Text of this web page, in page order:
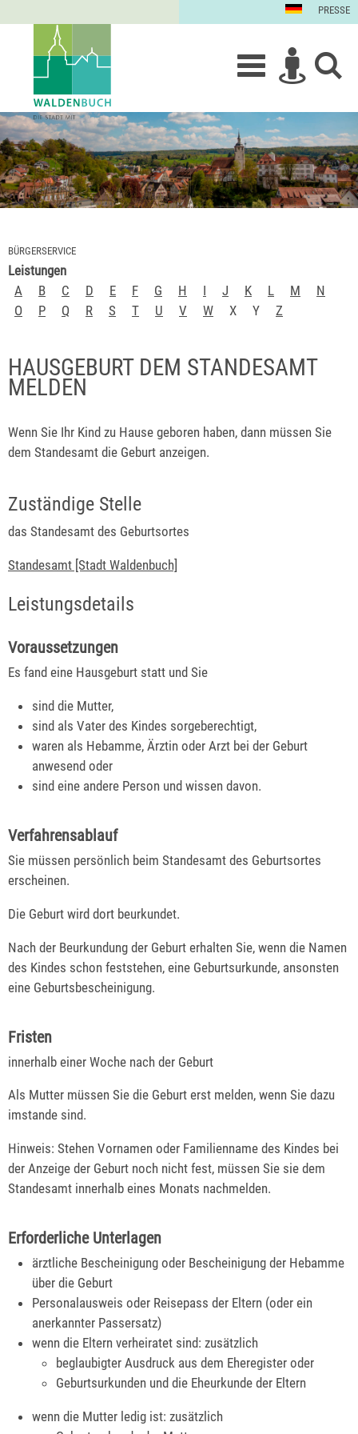
PRESSE
BÜRGERSERVICE
Leistungen
A
B C D E F G H I J K L M
N
O
P Q R S T U V W X Y Z
HAUSGEBURT DEM STANDESAMT
MELDEN
Wenn Sie Ihr Kind zu Hause geboren haben, dann müssen Sie
dem Standesamt die Geburt anzeigen.
Zuständige Stelle
das Standesamt des Geburtsortes
Standesamt [Stadt Waldenbuch]
Leistungsdetails
Voraussetzungen
Es fand eine Hausgeburt statt und Sie
sind die Mutter,
sind als Vater des Kindes sorgeberechtigt,
waren als Hebamme, Ärztin oder Arzt bei der Geburt
anwesend oder
sind eine andere Person und wissen davon.
Verfahrensablauf
Sie müssen persönlich beim Standesamt des Geburtsortes
erscheinen.
Die Geburt wird dort beurkundet.
Nach der Beurkundung der Geburt erhalten Sie, wenn die Namen
des Kindes schon feststehen, eine Geburtsurkunde, ansonsten
eine Geburtsbescheinigung.
Fristen
innerhalb einer Woche nach der Geburt
Als Mutter müssen Sie die Geburt erst melden, wenn Sie dazu
imstande sind.
Hinweis: Stehen Vornamen oder Familienname des Kindes bei
der Anzeige der Geburt noch nicht fest, müssen Sie sie dem
Standesamt innerhalb eines Monats nachmelden.
Erforderliche Unterlagen
ärztliche Bescheinigung oder Bescheinigung der Hebamme
über die Geburt
Personalausweis oder Reisepass der Eltern (oder ein
anerkannter Passersatz)
wenn die Eltern verheiratet sind: zusätzlich
beglaubigter Ausdruck aus dem Eheregister oder
Geburtsurkunden und die Eheurkunde der Eltern
wenn die Mutter ledig ist: zusätzlich